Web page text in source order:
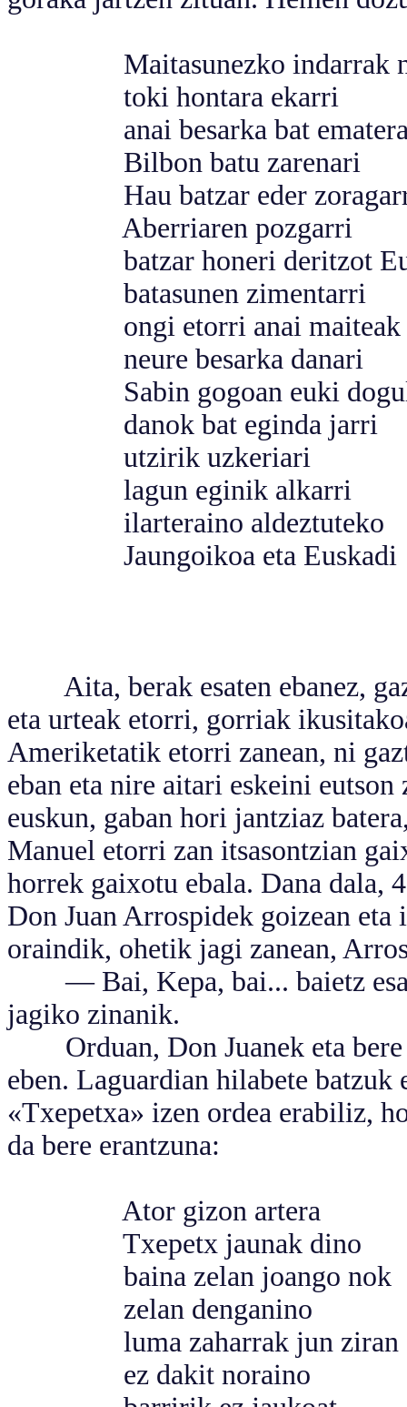
Maitasunezko indarrak
toki hontara ekarri
anai besarka bat
Bilbon batu zarenari
Hau batzar eder
Aberriaren pozgarri
batzar honeri deritzot
batasunen zimentarri
ongi etorri anai maiteak
neure besarka danari
Sabin gogoan euki
danok bat eginda jarri
utzirik uzkeriari
lagun eginik alkarri
ilarteraino aldeztuteko
Jaungoikoa eta Euskadi
Aita, berak esaten ebanez,
eta urteak etorri, gorriak
Ameriketatik etorri zanean, ni
eban eta nire aitari eskeini
euskun, gaban hori jantziaz
Manuel etorri zan itsasontzian
horrek gaixotu ebala. Dana dala,
Don Juan Arrospidek goizean eta
oraindik, ohetik jagi zanean,
— Bai, Kepa, bai... baietz
jagiko zinanik.
Orduan, Don Juanek eta bere
eben. Laguardian hilabete
«Txepetxa» izen ordea erabiliz,
da bere erantzuna:
Ator gizon artera
Txepetx jaunak dino
baina zelan joango nok
zelan denganino
luma zaharrak jun ziran
ez dakit noraino